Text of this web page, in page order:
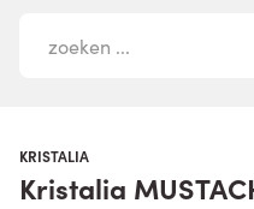
KRISTALIA
Kristalia